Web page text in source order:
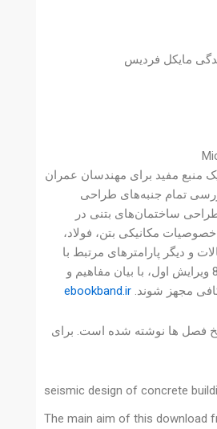
منبع مفید برای مهندسان عمران
تمام جنبه‌های طراحی
برای ساخت و طراحی ساختمان‌های بتنی در
مکانیکی بتن، فولاد،
و دیگر پارامترهای مرتبط با
طراحی لرزه‌ای ساختمان‌های بتنی نیز گنجانده شده است. کتاب طراحی لرزه‌ای ساختمان‌های بتنی به یوروکد 8 ویرایش اول، با بیان مفاهیم و
مجهز شوند. ebookband.ir
در این حل المسائل پاسخ فصل ها نوشته شده است. برای
seismic design of concrete
The main aim of this download